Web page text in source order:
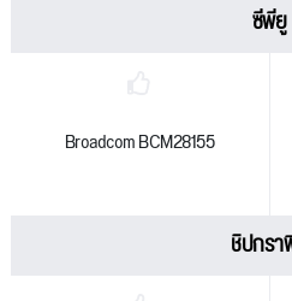
ซีพียู
Broadcom BCM28155
ชิปกร